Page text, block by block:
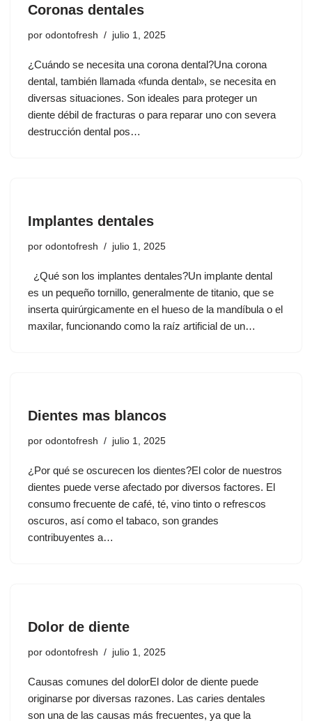
Coronas dentales
por odontofresh julio 1, 2025
¿Cuándo se necesita una corona dental?Una corona
dental, también llamada «funda dental», se necesita en
diversas situaciones. Son ideales para proteger un
diente débil de fracturas o para reparar uno con severa
destrucción dental pos…
Implantes dentales
por odontofresh julio 1, 2025
¿Qué son los implantes dentales?Un implante dental
es un pequeño tornillo, generalmente de titanio, que se
inserta quirúrgicamente en el hueso de la mandíbula o el
maxilar, funcionando como la raíz artificial de un…
Dientes mas blancos
por odontofresh julio 1, 2025
¿Por qué se oscurecen los dientes?El color de nuestros
dientes puede verse afectado por diversos factores. El
consumo frecuente de café, té, vino tinto o refrescos
oscuros, así como el tabaco, son grandes
contribuyentes a…
Dolor de diente
por odontofresh julio 1, 2025
Causas comunes del dolorEl dolor de diente puede
originarse por diversas razones. Las caries dentales
son una de las causas más frecuentes, ya que la